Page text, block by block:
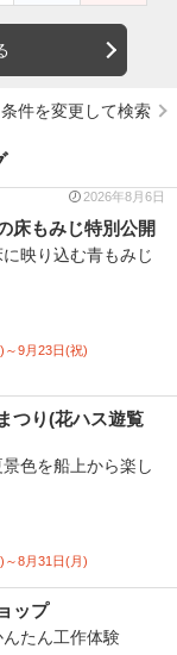
条件を変更して検索
2026年8月6日
床もみじ特別公開
映り込む青もみじ
～9月23日(祝)
つり(花ハス遊覧
色を船上から楽し
～8月31日(月)
ップ
たん工作体験